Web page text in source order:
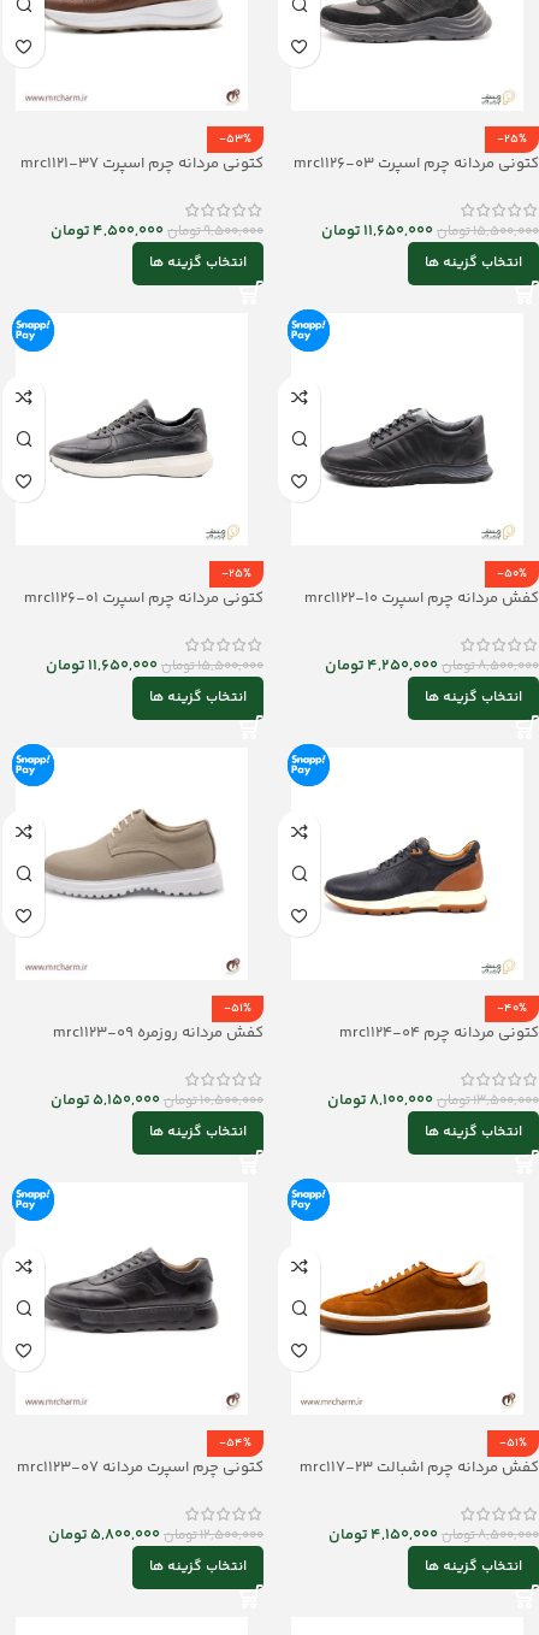
-25%
کتونی مردانه چرم اسپرت mrc1126-03
15,500,000تومان11,650,000تومان
انتخاب گزینه ها
-53%
کتونی مردانه چرم اسپرت mrc1121-37
9,500,000تومان4,500,000تومان
انتخاب گزینه ها
-50%
کفش مردانه چرم اسپرت mrc1122-10
8,500,000تومان4,250,000تومان
انتخاب گزینه ها
-25%
کتونی مردانه چرم اسپرت mrc1126-01
15,500,000تومان11,650,000تومان
انتخاب گزینه ها
-40%
کتونی مردانه چرم mrc1124-04
13,500,000تومان8,100,000تومان
انتخاب گزینه ها
-51%
کفش مردانه روزمره mrc1123-09
10,500,000تومان5,150,000تومان
انتخاب گزینه ها
-51%
کفش مردانه چرم اشبالت mrc117-23
8,500,000تومان4,150,000تومان
انتخاب گزینه ها
-54%
کتونی چرم اسپرت مردانه mrc1123-07
12,500,000تومان5,800,000تومان
انتخاب گزینه ها